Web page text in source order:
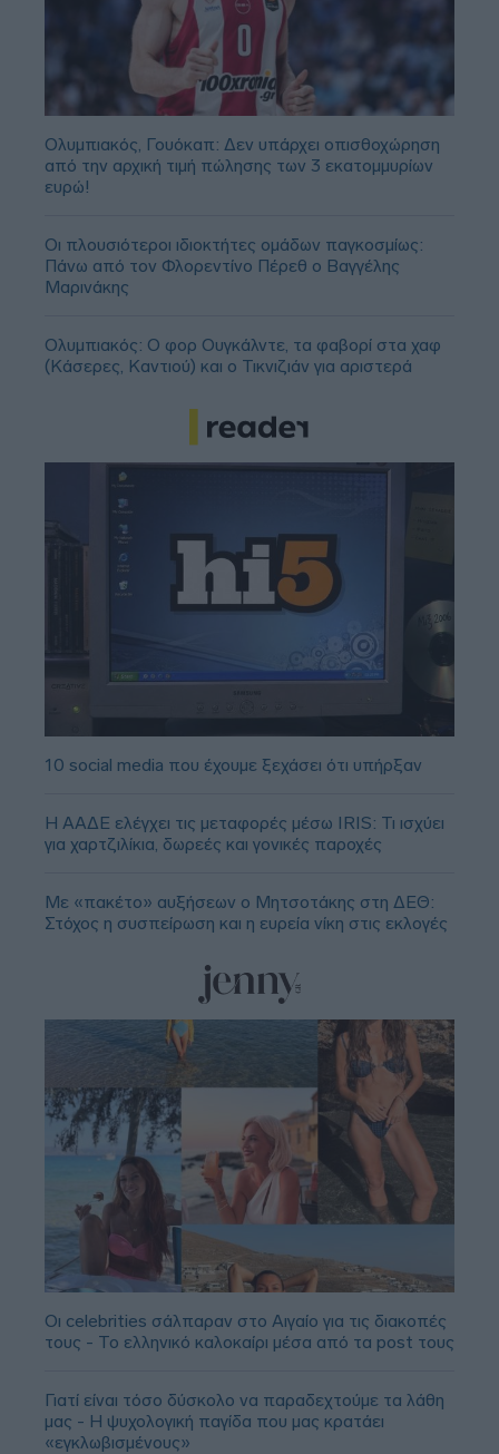
Ολυμπιακός, Γουόκαπ: Δεν υπάρχει οπισθοχώρηση
από την αρχική τιμή πώλησης των 3 εκατομμυρίων
ευρώ!
Οι πλουσιότεροι ιδιοκτήτες ομάδων παγκοσμίως:
Πάνω από τον Φλορεντίνο Πέρεθ ο Βαγγέλης
Μαρινάκης
Ολυμπιακός: Ο φορ Ουγκάλντε, τα φαβορί στα χαφ
(Κάσερες, Καντιού) και ο Τικνιζιάν για αριστερά
10 social media που έχουμε ξεχάσει ότι υπήρξαν
Η ΑΑΔΕ ελέγχει τις μεταφορές μέσω IRIS: Τι ισχύει
για χαρτζιλίκια, δωρεές και γονικές παροχές
Με «πακέτο» αυξήσεων ο Μητσοτάκης στη ΔΕΘ:
Στόχος η συσπείρωση και η ευρεία νίκη στις εκλογές
Οι celebrities σάλπαραν στο Αιγαίο για τις διακοπές
τους - Το ελληνικό καλοκαίρι μέσα από τα post τους
Γιατί είναι τόσο δύσκολο να παραδεχτούμε τα λάθη
μας - Η ψυχολογική παγίδα που μας κρατάει
«εγκλωβισμένους»